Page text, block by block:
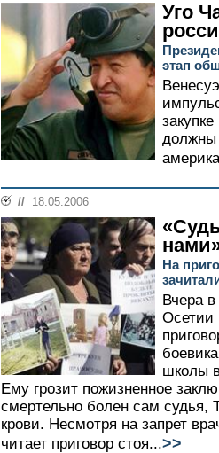
Уго
этап
должны
// 18.05.2006
На
Вчера
Осетии
школы
Ему грозит пожизненное
смертельно болен сам судья,
крови. Несмотря на запрет
читает приговор стоя...>>